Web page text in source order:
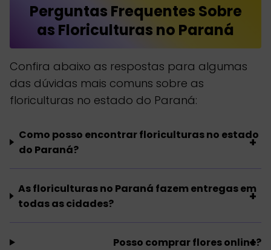
Perguntas Frequentes Sobre
as Floriculturas no Paraná
Confira abaixo as respostas para algumas
das dúvidas mais comuns sobre as
floriculturas no estado do Paraná:
Como posso encontrar floriculturas no estado
do Paraná?
As floriculturas no Paraná fazem entregas em
todas as cidades?
Posso comprar flores online?